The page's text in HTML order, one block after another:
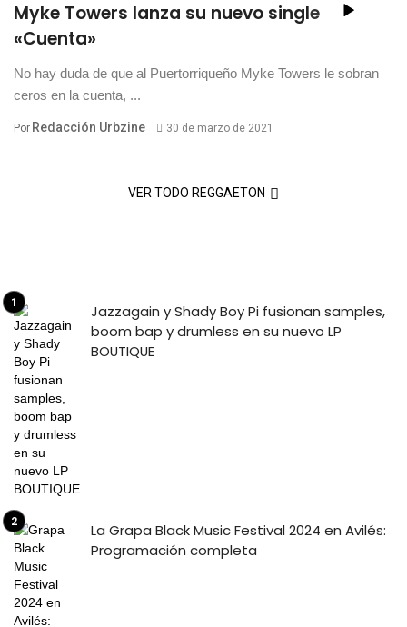
Myke Towers lanza su nuevo single
«Cuenta»
No hay duda de que al Puertorriqueño Myke Towers le sobran
ceros en la cuenta, ...
Por Redacción Urbzine 30 de marzo de 2021
VER TODO REGGAETON
Jazzagain y Shady Boy Pi fusionan samples,
boom bap y drumless en su nuevo LP
BOUTIQUE
La Grapa Black Music Festival 2024 en Avilés:
Programación completa